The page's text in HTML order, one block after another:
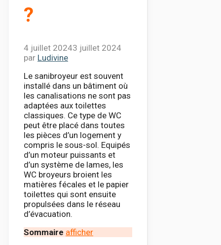
?
4 juillet 20243 juillet 2024
par Ludivine
Le sanibroyeur est souvent
installé dans un bâtiment où
les canalisations ne sont pas
adaptées aux toilettes
classiques. Ce type de WC
peut être placé dans toutes
les pièces d’un logement y
compris le sous-sol. Equipés
d’un moteur puissants et
d’un système de lames, les
WC broyeurs broient les
matières fécales et le papier
toilettes qui sont ensuite
propulsées dans le réseau
d’évacuation.
Sommaire afficher